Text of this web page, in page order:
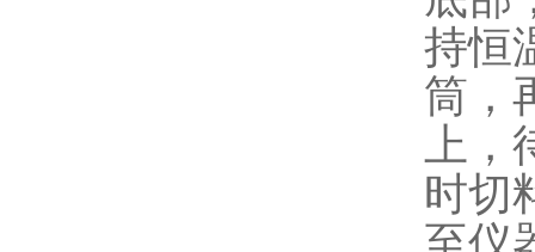
持恒
筒，
上
时切